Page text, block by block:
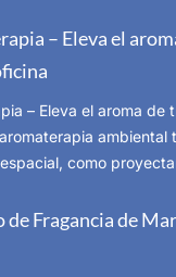
– Eleva el
– Eleva el aroma de
ambiental
como
de Fragancia de